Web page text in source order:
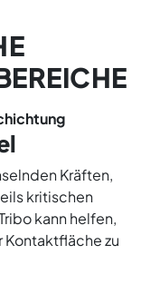
Kräften,
kritischen
kann helfen,
Kontaktfläche zu